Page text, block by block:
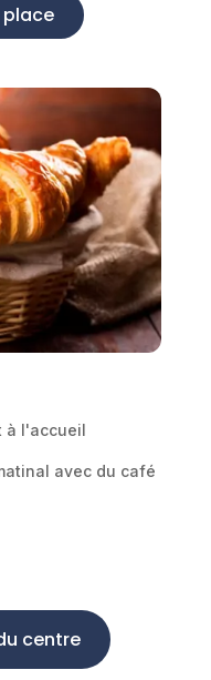
place
à l'accueil
avec du café
centre